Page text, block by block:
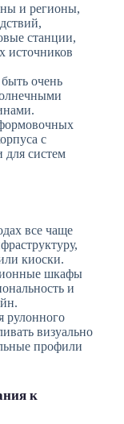
и регионы,
станции,
источников
очень
с
для систем
все чаще
киоски.
шкафы
и
рулонного
визуально
профили
к